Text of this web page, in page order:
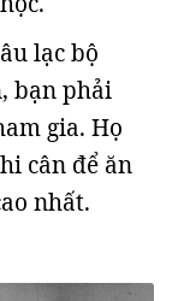
lạc bộ
bạn phải
gia. Họ
cân để ăn
nhất.